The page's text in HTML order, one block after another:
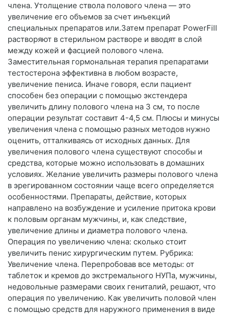
члена. Утолщение ствола полового члена — это
увеличение его объемов за счет инъекций
специальных препаратов или.Затем препарат PowerFill
растворяют в стерильном растворе и вводят в слой
между кожей и фасцией полового члена.
Заместительная гормональная терапия препаратами
тестостерона эффективна в любом возрасте,
увеличение пениса. Иначе говоря, если пациент
способен без операции с помощью экстендера
увеличить длину полового члена на 3 см, то после
операции результат составит 4-4,5 см. Плюсы и минусы
увеличения члена с помощью разных методов нужно
оценить, отталкиваясь от исходных данных. Для
увеличения полового члена существуют способы и
средства, которые можно использовать в домашних
условиях. Желание увеличить размеры полового члена
в эрегированном состоянии чаще всего определяется
особенностями. Препараты, действие, которых
направлено на возбуждение и усиление притока крови
к половым органам мужчины, и, как следствие,
увеличение длины и диаметра полового члена.
Операция по увеличению члена: сколько стоит
увеличить пенис хирургическим путем. Рубрика:
Увеличение члена. Перепробовав все методы: от
таблеток и кремов до экстремального НУПа, мужчины,
недовольные размерами своих гениталий, решают, что
операция по увеличению. Как увеличить половой член
с помощью средств для наружного применения в виде